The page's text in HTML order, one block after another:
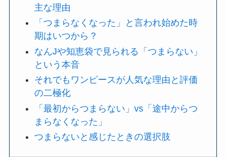
主な理由
「つまらなくなった」と言われ始めた時
期はいつから？
なんJや知恵袋で見られる「つまらない」
という本音
それでもワンピースが人気な理由と評価
の二極化
「最初からつまらない」vs「途中からつ
まらなくなった」
つまらないと感じたときの選択肢